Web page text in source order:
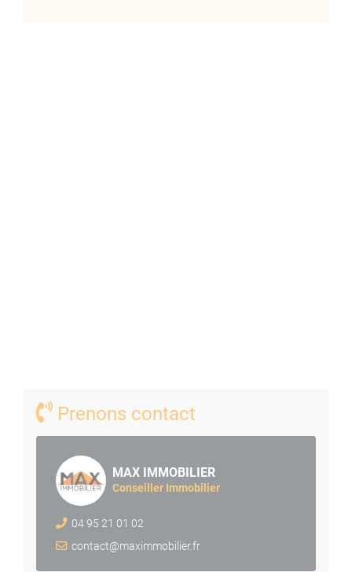
Prenons contact
MAX IMMOBILIER
Conseiller Immobilier
04 95 21 01 02
contact@maximmobilier.fr